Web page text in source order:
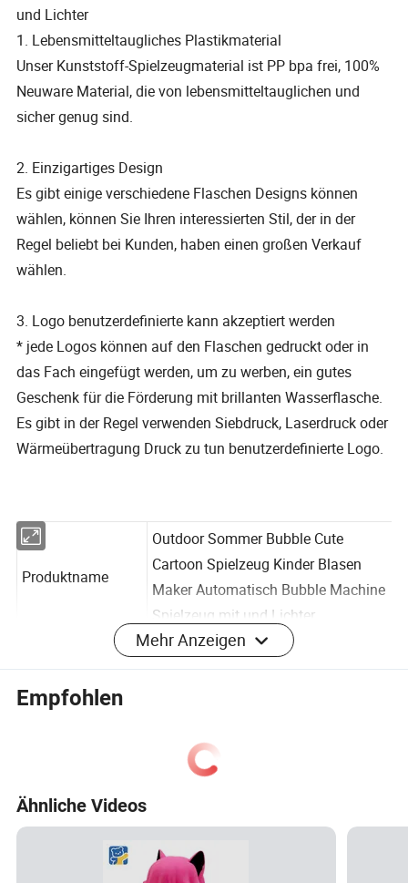
und Lichter
1. Lebensmitteltaugliches Plastikmaterial
Unser Kunststoff-Spielzeugmaterial ist PP bpa frei, 100%
Neuware Material, die von lebensmitteltauglichen und
sicher genug sind.
2. Einzigartiges Design
Es gibt einige verschiedene Flaschen Designs können
wählen, können Sie Ihren interessierten Stil, der in der
Regel beliebt bei Kunden, haben einen großen Verkauf
wählen.
3. Logo benutzerdefinierte kann akzeptiert werden
* jede Logos können auf den Flaschen gedruckt oder in
das Fach eingefügt werden, um zu werben, ein gutes
Geschenk für die Förderung mit brillanten Wasserflasche.
Es gibt in der Regel verwenden Siebdruck, Laserdruck oder
Wärmeübertragung Druck zu tun benutzerdefinierte Logo.
Outdoor Sommer Bubble Cute
Cartoon Spielzeug Kinder Blasen
Maker Automatisch Bubble Machine
Spielzeug mit und Lichter
Größe
16,4 x 9,2 x 16,3 cm
Moq
Benutzerdefiniertes Logo
Netztasche oder OPP-Tasche
Detaillierte Fotos
Unsere Vorteile
Outdoor Sommer Bubble Cute Cartoon Spielzeug Kinder
Mehr Anzeigen
Empfohlen
Ähnliche Videos